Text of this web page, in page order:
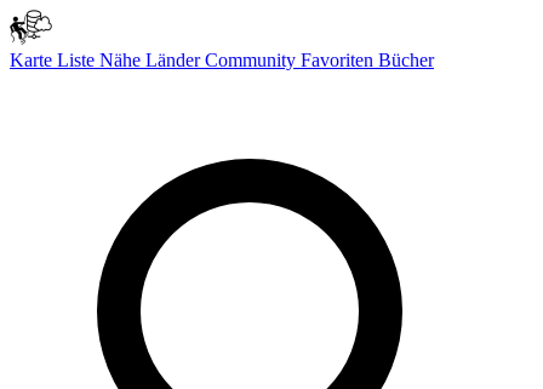
Karte Liste Nähe LänderCommunity Favoriten Bücher